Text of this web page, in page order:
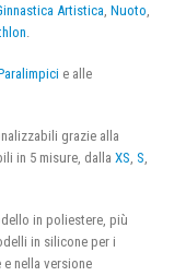
Artistica, Nuoto,
.
e alle
grazie alla
in 5 misure, dalla XS S
in poliestere, più
in silicone per i
nella versione